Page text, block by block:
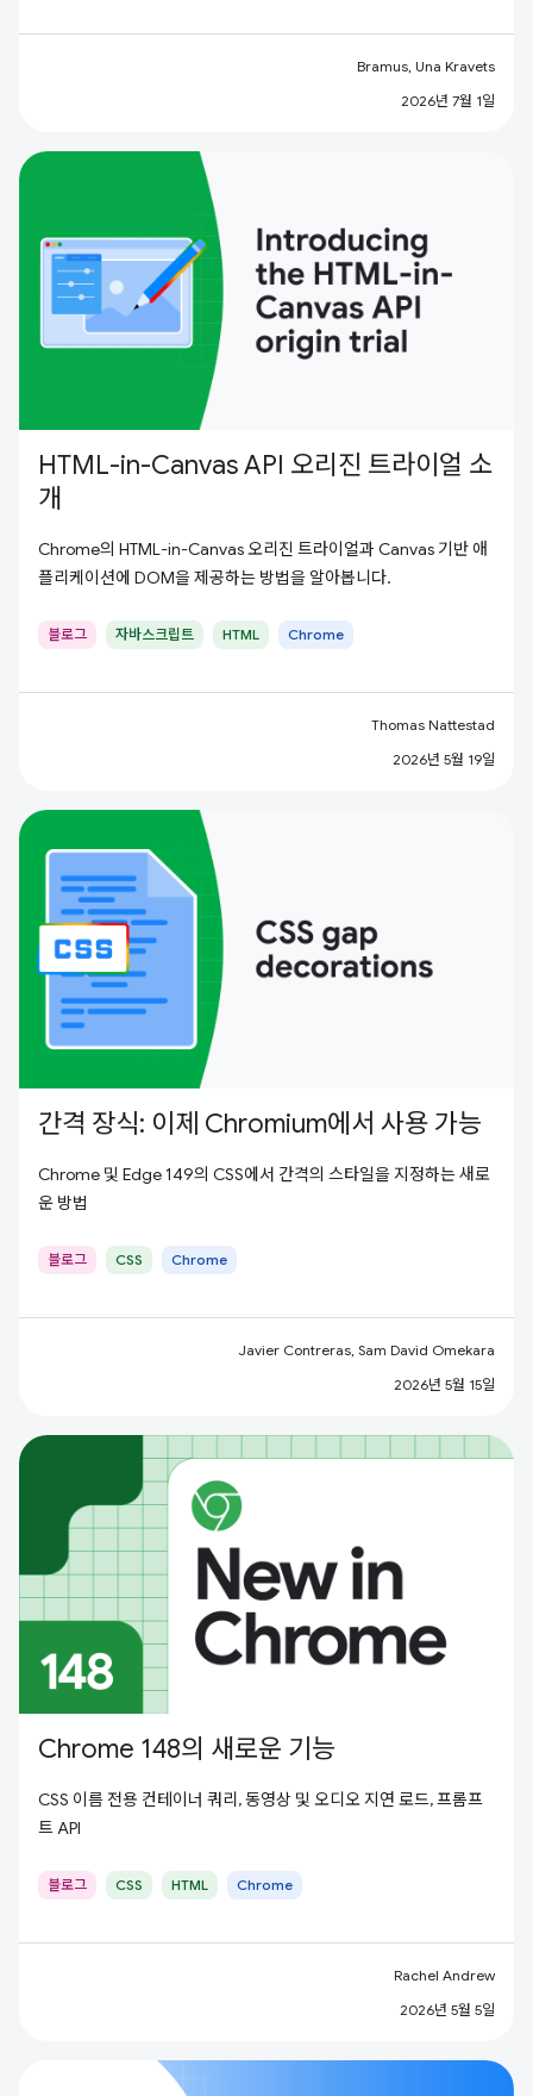
Bramus, Una Kravets
2026년 7월 1일
HTML-in-Canvas API 오리진 트라이얼 소
개
Chrome의 HTML-in-Canvas 오리진 트라이얼과 Canvas 기반 애
플리케이션에 DOM을 제공하는 방법을 알아봅니다.
블로그 자바스크립트 HTML Chrome
Thomas Nattestad
2026년 5월 19일
간격 장식: 이제 Chromium에서 사용 가능
Chrome 및 Edge 149의 CSS에서 간격의 스타일을 지정하는 새로
운 방법
블로그 CSS Chrome
Javier Contreras, Sam David Omekara
2026년 5월 15일
Chrome 148의 새로운 기능
CSS 이름 전용 컨테이너 쿼리, 동영상 및 오디오 지연 로드, 프롬프
트 API
블로그 CSS HTML Chrome
Rachel Andrew
2026년 5월 5일